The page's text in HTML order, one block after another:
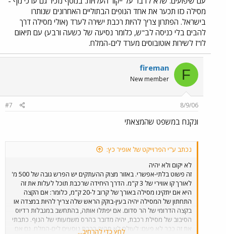
מסילה כזו תכער את אחד הנופים הבתוליים האחרונים שנותרו
בישראל. הפתרון צריך להיות רכבת ישירה לערד (אולי מסילה דרך
להבים בלי כניסה לב"ש, כלומר נסיעה של כשעה ורבע) עם תיאום
לו"ז לשירות אוטובוסים מערד לים-המלח.
F
fireman
New member
8/9/06
#7
ונקנח במשפט שהמצאתי
נכתב ע"י הפרוייקט של אופיר כץ:
לא יקום ולא יהיה
זה פשוט בלתי-אפשרי. באזור מצוק ההעתקים יש הפרש גובה של 500 מ'
לאורך קו אווירי של 3 ק"מ. הדרך היחידה שרכבת תוכל לעלות את זה
היא אם יתקינו מסילה באורך של קרוב ל-20 ק"מ, כלומר: אם הקצה
התחתון של המסילה יהיה בעין-בוקק הראש שלה צריך להיות במצדה או
בקצה הדרומי של הר סדום. אם יפתלו אותה, בהתחשב במגבלות רדיוס
הסיבוב של מסילת רכבת, יהיה מדובר בהרס משמעותי של הנוף. כתבתי
את זה כבר לא פעם: לעולם לא תהיה רכבת נוסעים לים-המלח. גם אם
לחץ כדי להרחיב...